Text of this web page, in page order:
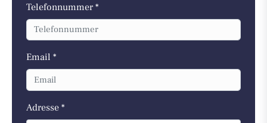
Telefonnummer *
Email *
Adresse *